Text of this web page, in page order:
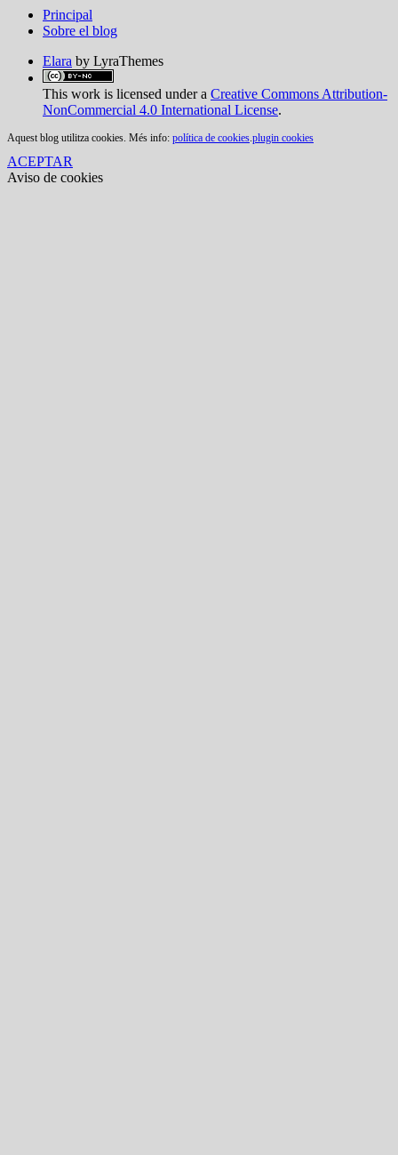
Principal
Sobre el blog
Elara by LyraThemes
This work is licensed under a Creative Commons Attribution-
NonCommercial 4.0 International License.
Aquest blog utilitza cookies. Més info: política de cookies plugin cookies
ACEPTAR
Aviso de cookies